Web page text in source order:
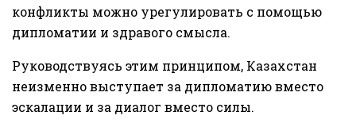
конфликты можно урегулировать с помощью
дипломатии и здравого смысла.
Руководствуясь этим принципом, Казахстан
неизменно выступает за дипломатию вместо
эскалации и за диалог вместо силы.